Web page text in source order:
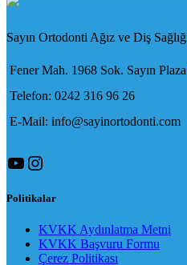
Sayın Ortodonti Ağız ve Diş
Fener Mah. 1968 Sok. Sayın
Telefon: 0242 316 96 26
E-Mail: info@sayinortodonti.com
YouTube
Instagram
Politikalar
KVKK Aydınlatma Metni
KVKK Başvuru Formu
Çerez Politikası